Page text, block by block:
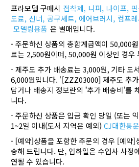
프라모델 구매시 접착제, 니퍼, 나이프,
도료, 신너, 공구세트, 에어브러시, 컴프
모델링용품 은 별매입니다.
- 주문하신 상품의 총합계금액이 50,000
료는 2,500원이며, 50,000원 이상인 경우
- 제주도 추가 배송료는 3,000원, 기타 도
6,000원입니다. '[ZZZ03000] 제주도 추
담거나 배송지 정보란의 '추가 배송비'를
니다.
- 주문하신 상품은 입금 확인 당일 (또는
1~2일 이내(도서 지역은 예외)CJ대한통
- [예약]상품을 포함한 주문의 경우 [예약]
송해 드립니다. 단, 입하일은 수입사 사정
연될 수 있습니다.